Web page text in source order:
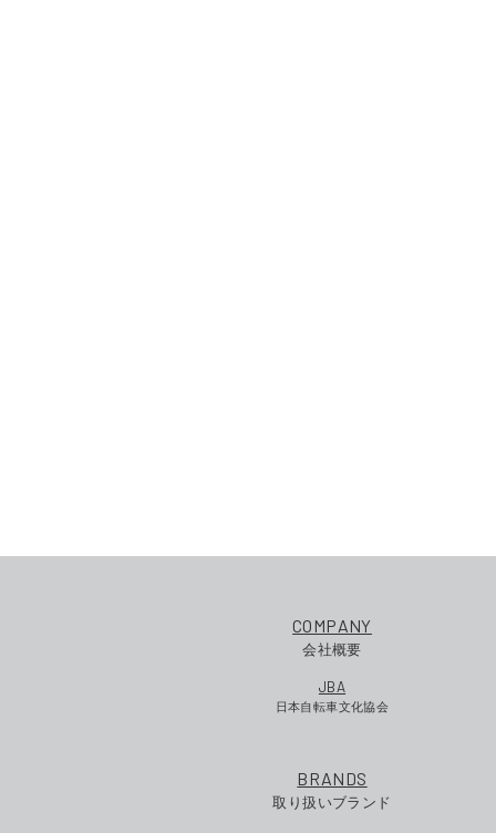
COMPANY
会社概要
JBA
日本自転車文化協会
BRANDS
取り扱いブランド